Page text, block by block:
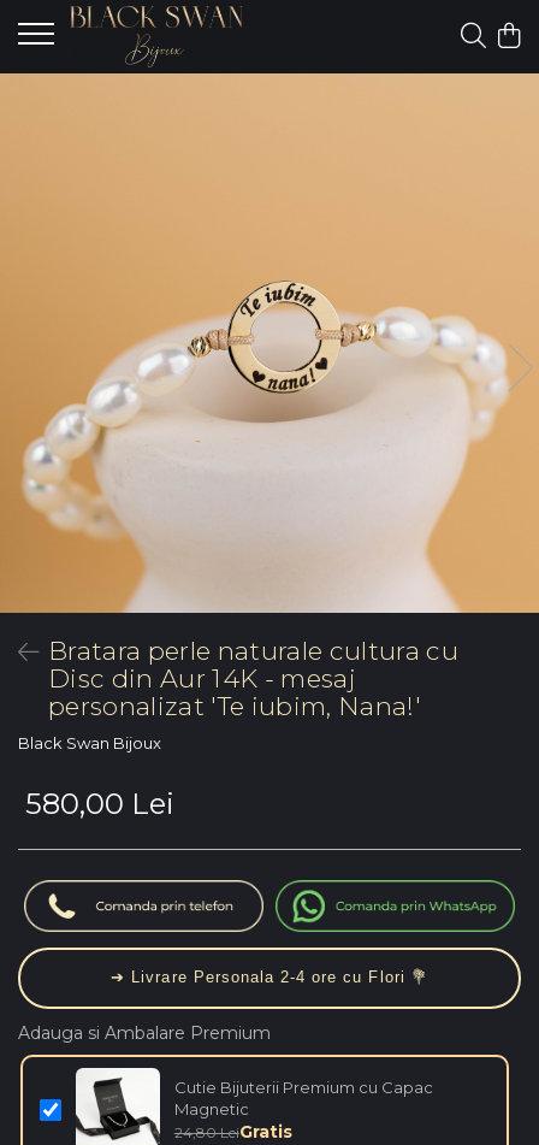
Bratara perle naturale cultura cu
Disc din Aur 14K - mesaj
personalizat 'Te iubim, Nana!'
Black Swan Bijoux
580,00 Lei
➔ Livrare Personala 2-4 ore cu Flori 💐
Adauga si Ambalare Premium
Cutie Bijuterii Premium cu Capac
Magnetic
24,80 LeiGratis